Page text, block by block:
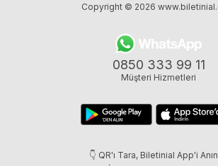
0850 333 99 11
Müşteri Hizmetleri
👇 QR'ı Tara, Biletinial App'i
Copyright © 2026